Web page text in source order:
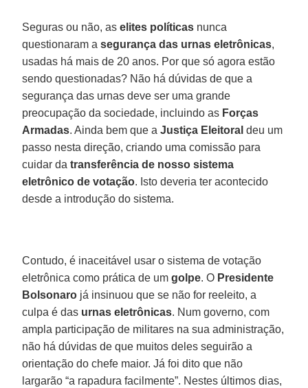
Seguras ou não, aselites políticas nunca
questionaram asegurança das urnas eletrônicas,
usadas há mais de 20 anos. Por que só agora estão
sendo questionadas? Não há dúvidas de que a
segurança das urnas deve ser uma grande
preocupação da sociedade, incluindo as Forças
Armadas. Ainda bem que aJustiça Eleitoral deu um
passo nesta direção, criando uma comissão para
cuidar datransferência de nosso sistema
eletrônico de votação. Isto deveria ter acontecido
desde a introdução do sistema.
Contudo, é inaceitável usar o sistema de votação
eletrônica como prática de umgolpe. O Presidente
Bolsonaro já insinuou que se não for reeleito, a
culpa é das urnas eletrônicas. Num governo, com
ampla participação de militares na sua administração,
não há dúvidas de que muitos deles seguirão a
orientação do chefe maior. Já foi dito que não
largarão “a rapadura facilmente”. Nestes últimos dias,